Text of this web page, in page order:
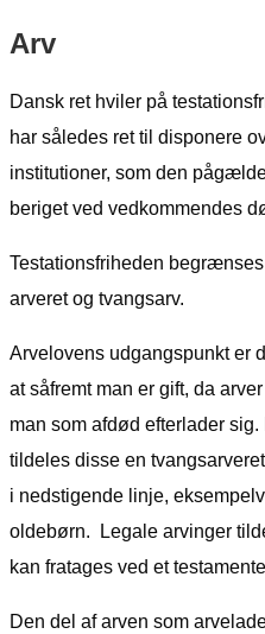
Arv
Dansk ret hviler på
har således ret til disponere
institutioner, som den
beriget ved vedkommendes
Testationsfriheden
arveret og tvangsarv.
Arvelovens udgangspunkt er
at såfremt man er gift, da
man som afdød efterlader
tildeles disse en
i nedstigende linje,
oldebørn. Legale arvinger
kan fratages ved et
Den del af arven som